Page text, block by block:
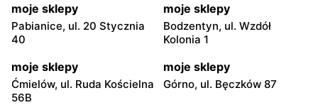
moje sklepy
Pabianice, ul. 20 Stycznia
40
moje sklepy
Bodzentyn, ul. Wzdół
Kolonia 1
moje sklepy
Ćmielów, ul. Ruda Kościelna
56B
moje sklepy
Górno, ul. Bęczków 87